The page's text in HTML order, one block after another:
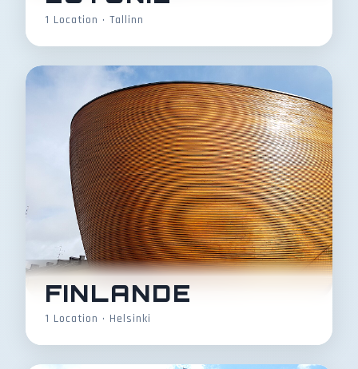
1 Location • Tallinn
FINLANDE
1 Location • Helsinki